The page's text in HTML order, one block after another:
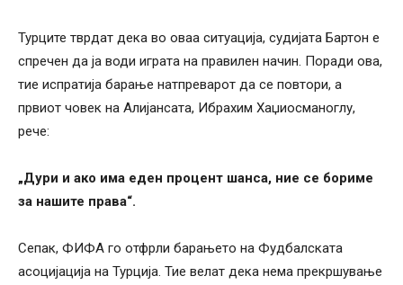
Турците тврдат дека во оваа ситуација, судијата Бартон е
спречен да ја води играта на правилен начин. Поради ова,
тие испратија барање натпреварот да се повтори, а
првиот човек на Алијансата, Ибрахим Хаџиосманоглу,
рече:
„Дури и ако има еден процент шанса, ние се бориме
за нашите права“.
Сепак, ФИФА го отфрли барањето на Фудбалската
асоцијација на Турција. Тие велат дека нема прекршување